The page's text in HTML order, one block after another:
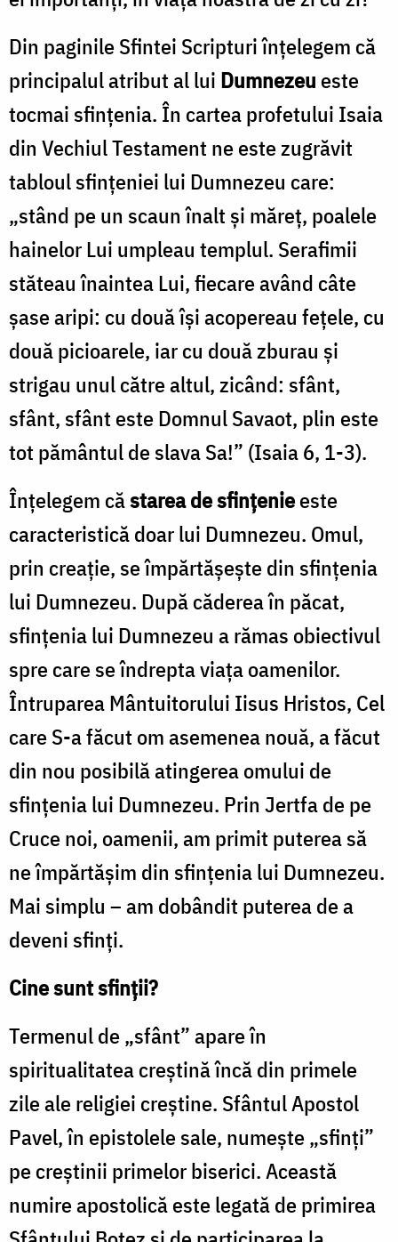
Din paginile Sfintei Scripturi înţelegem că
principalul atribut al lui Dumnezeu este
tocmai sfinţenia. În cartea profetului Isaia
din Vechiul Testament ne este zugrăvit
tabloul sfințeniei lui Dumnezeu care:
„stând pe un scaun înalt și măreț, poalele
hainelor Lui umpleau templul. Serafimii
stăteau înaintea Lui, fiecare având câte
șase aripi: cu două își acopereau fețele, cu
două picioarele, iar cu două zburau și
strigau unul către altul, zicând: sfânt,
sfânt, sfânt este Domnul Savaot, plin este
tot pământul de slava Sa!” (Isaia 6, 1-3).
Înțelegem căstarea de sfințenieeste
caracteristică doar lui Dumnezeu. Omul,
prin creație, se împărtășește din sfințenia
lui Dumnezeu. După căderea în păcat,
sfințenia lui Dumnezeu a rămas obiectivul
spre care se îndrepta viața oamenilor.
Întruparea Mântuitorului Iisus Hristos, Cel
care S-a făcut om asemenea nouă, a făcut
din nou posibilă atingerea omului de
sfințenia lui Dumnezeu. Prin Jertfa de pe
Cruce noi, oamenii, am primit puterea să
ne împărtășim din sfințenia lui Dumnezeu.
Mai simplu – am dobândit puterea de a
deveni sfinți.
Cine sunt sfinții?
Termenul de „sfânt” apare în
spiritualitatea creștină încă din primele
zile ale religiei creștine. Sfântul Apostol
Pavel, în epistolele sale, numește „sfinți”
pe creștinii primelor biserici. Această
numire apostolică este legată de primirea